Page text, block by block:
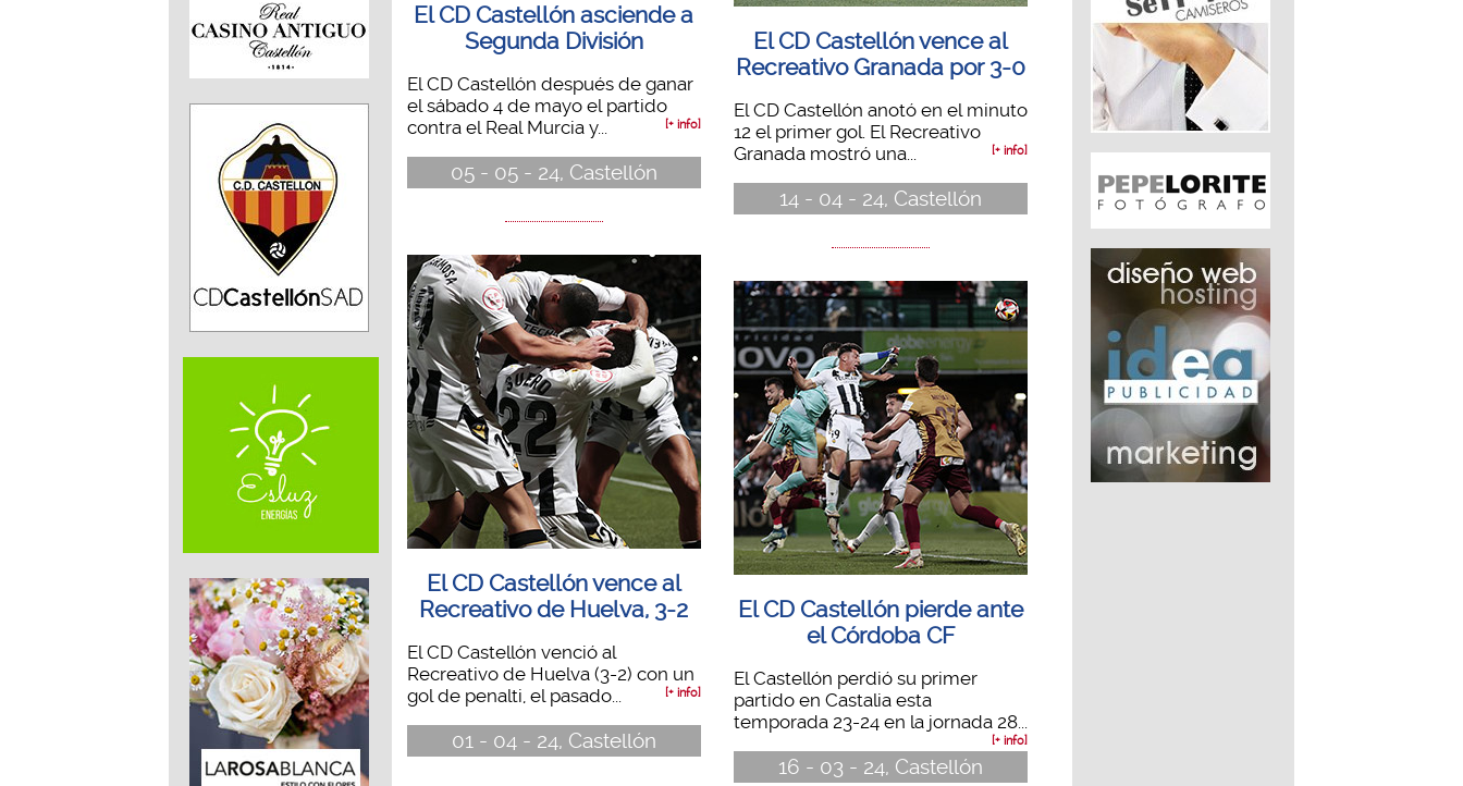
El CD Castellón asciende a
Segunda División
El CD Castellón después de ganar
el sábado 4 de mayo el partido
contra el Real Murcia y...
[+ info]
05 - 05 - 24, Castellón
El CD Castellón vence al
Recreativo de Huelva, 3-2
El CD Castellón venció al
Recreativo de Huelva (3-2) con un
gol de penalti, el pasado...
[+ info]
01 - 04 - 24, Castellón
El CD Castellón vence al
Recreativo Granada por 3-0
El CD Castellón anotó en el minuto
12 el primer gol. El Recreativo
Granada mostró una...
[+ info]
14 - 04 - 24, Castellón
El CD Castellón pierde ante
el Córdoba CF
El Castellón perdió su primer
partido en Castalia esta
temporada 23-24 en la jornada 28...
[+ info]
16 - 03 - 24, Castellón